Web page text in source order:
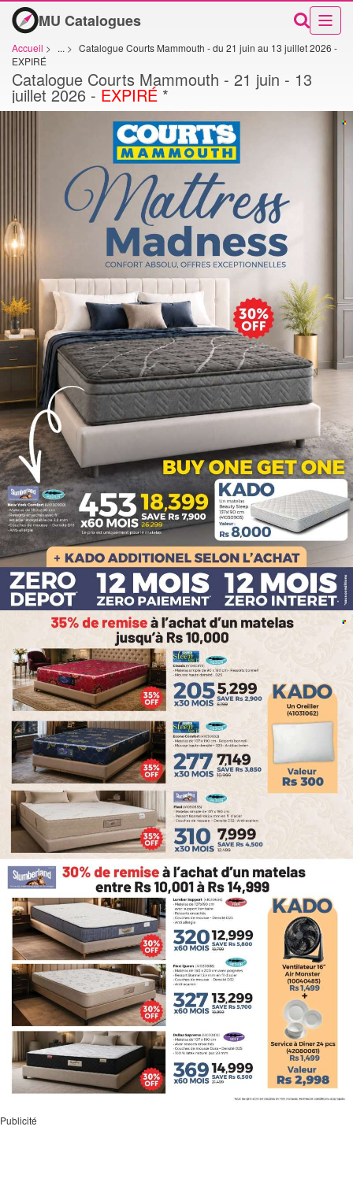
MU Catalogues
Accueil > ... > Catalogue Courts Mammouth - du 21 juin au 13 juillet 2026 -
EXPIRÉ
Catalogue Courts Mammouth - 21 juin - 13
juillet 2026 - EXPIRÉ *
Publicité